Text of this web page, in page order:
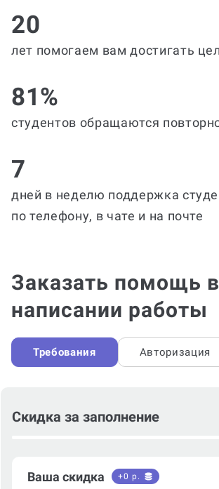
20
лет помогаем вам достигать
81%
студентов обращаются
7
дней в неделю поддержка
по телефону, в чате и на почте
Заказать помощь в
написании работы
Требования Авторизация
Скидка за заполнение
Ваша скидка +0 р.